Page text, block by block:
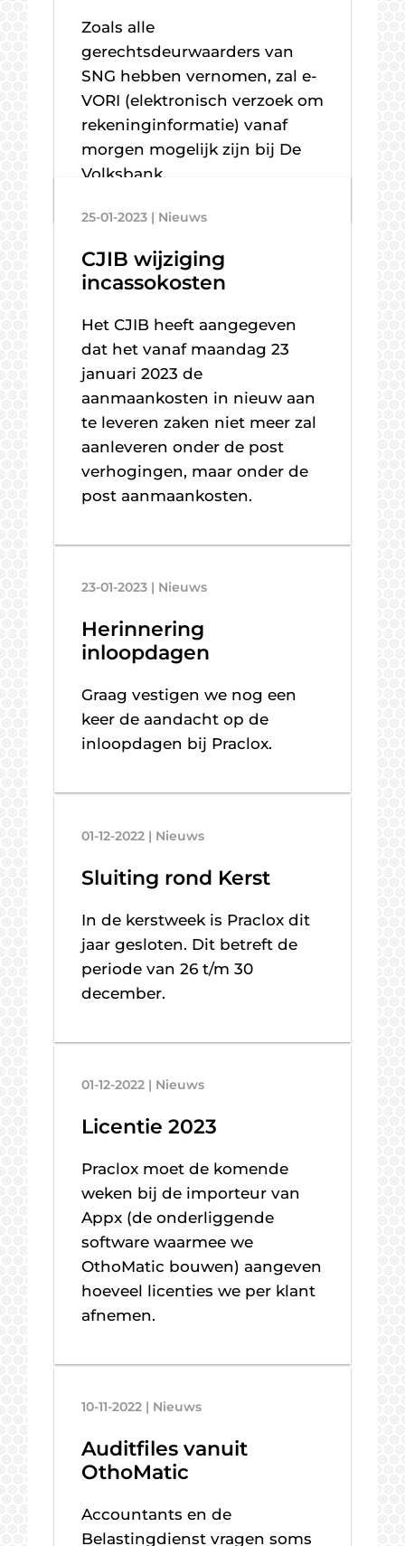
Zoals alle
gerechtsdeurwaarders van
SNG hebben vernomen, zal e-
VORI (elektronisch verzoek om
rekeninginformatie) vanaf
morgen mogelijk zijn bij De
Volksbank.
25-01-2023 | Nieuws
CJIB wijziging
incassokosten
Het CJIB heeft aangegeven
dat het vanaf maandag 23
januari 2023 de
aanmaankosten in nieuw aan
te leveren zaken niet meer zal
aanleveren onder de post
verhogingen, maar onder de
post aanmaankosten.
23-01-2023 | Nieuws
Herinnering
inloopdagen
Graag vestigen we nog een
keer de aandacht op de
inloopdagen bij Praclox.
01-12-2022 | Nieuws
Sluiting rond Kerst
In de kerstweek is Praclox dit
jaar gesloten. Dit betreft de
periode van 26 t/m 30
december.
01-12-2022 | Nieuws
Licentie 2023
Praclox moet de komende
weken bij de importeur van
Appx (de onderliggende
software waarmee we
OthoMatic bouwen) aangeven
hoeveel licenties we per klant
afnemen.
10-11-2022 | Nieuws
Auditfiles vanuit
OthoMatic
Accountants en de
Belastingdienst vragen soms